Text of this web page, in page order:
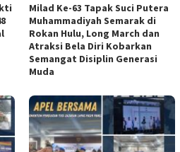
Milad Ke-63 Tapak Suci Putera
Muhammadiyah Semarak di
Rokan Hulu, Long March dan
Atraksi Bela Diri Kobarkan
Semangat Disiplin Generasi
Muda